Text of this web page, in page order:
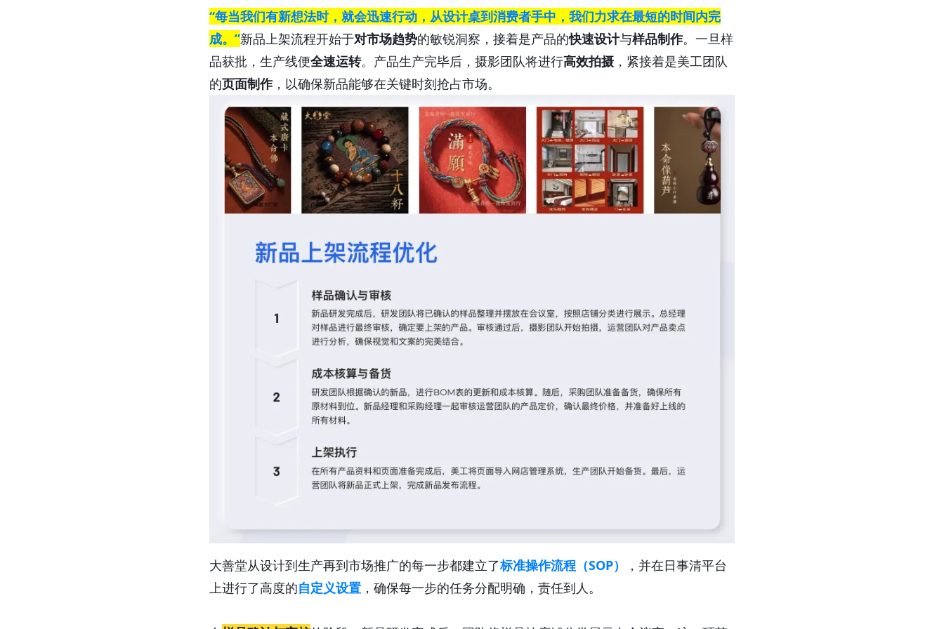
“每当我们有新想法时，就会迅速行动，从设计桌到消费者手中，我们力求在最短的时间内完
成。”新品上架流程开始于对市场趋势的敏锐洞察，接着是产品的快速设计与样品制作。一旦样
品获批，生产线便全速运转。产品生产完毕后，摄影团队将进行高效拍摄，紧接着是美工团队
的页面制作，以确保新品能够在关键时刻抢占市场。
大善堂从设计到生产再到市场推广的每一步都建立了标准操作流程（SOP）
，并在日事清平台
上进行了高度的自定义设置 ，确保每一步的任务分配明确，责任到人。